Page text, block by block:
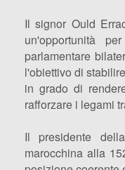
Il signor Ould
un'opportunità
parlamentare
l'obiettivo di
in grado di
rafforzare i legami
Il presidente
marocchina alla